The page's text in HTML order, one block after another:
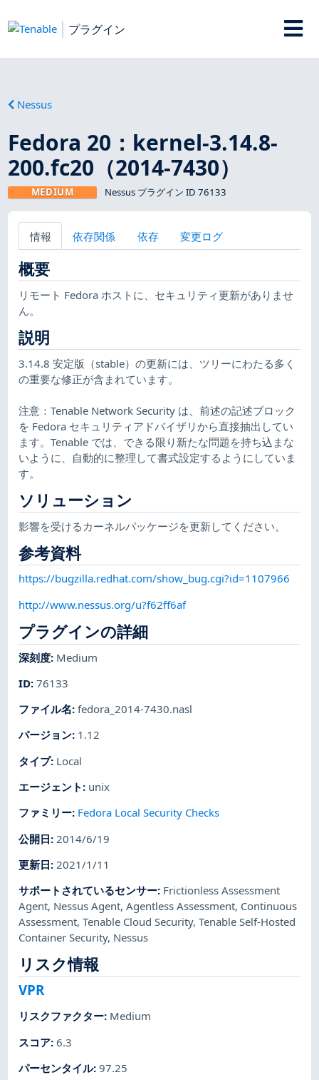
プラグイン
Nessus
Fedora 20：kernel-3.14.8-
200.fc20（2014-7430）
MEDIUM Nessus プラグイン ID 76133
情報 依存関係 依存 変更ログ
概要
リモート Fedora ホストに、セキュリティ更新がありませ
ん。
説明
3.14.8 安定版（stable）の更新には、ツリーにわたる多く
の重要な修正が含まれています。
注意：Tenable Network Security は、前述の記述ブロック
を Fedora セキュリティアドバイザリから直接抽出してい
ます。Tenable では、できる限り新たな問題を持ち込まな
いように、自動的に整理して書式設定するようにしていま
す。
ソリューション
影響を受けるカーネルパッケージを更新してください。
参考資料
https://bugzilla.redhat.com/show_bug.cgi?id=1107966
http://www.nessus.org/u?f62ff6af
プラグインの詳細
深刻度: Medium
ID:76133
ファイル名:fedora_2014-7430.nasl
バージョン: 1.12
タイプ: Local
エージェント : unix
ファミリー: Fedora Local Security Checks
公開日: 2014/6/19
更新日: 2021/1/11
サポートされているセンサー: Frictionless Assessment
Agent, Nessus Agent,Agentless Assessment, Continuous
Assessment,Tenable Cloud Security,Tenable Self-Hosted
Container Security, Nessus
リスク情報
VPR
リスクファクター: Medium
スコア:6.3
パーセンタイル:97.25